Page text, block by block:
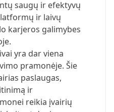
saugų ir efektyvų
ir laivų
karjeros galimybes
yra dar viena
pramonėje. Šie
paslaugas,
ir
reikia įvairių